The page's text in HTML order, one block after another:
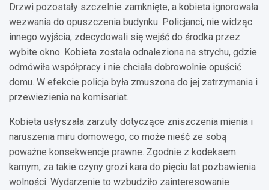
Drzwi pozostały szczelnie zamknięte, a kobieta ignorowała
wezwania do opuszczenia budynku. Policjanci, nie widząc
innego wyjścia, zdecydowali się wejść do środka przez
wybite okno. Kobieta została odnaleziona na strychu, gdzie
odmówiła współpracy i nie chciała dobrowolnie opuścić
domu. W efekcie policja była zmuszona do jej zatrzymania i
przewiezienia na komisariat.
Kobieta usłyszała zarzuty dotyczące zniszczenia mienia i
naruszenia miru domowego, co może nieść ze sobą
poważne konsekwencje prawne. Zgodnie z kodeksem
karnym, za takie czyny grozi kara do pięciu lat pozbawienia
wolności. Wydarzenie to wzbudziło zainteresowanie